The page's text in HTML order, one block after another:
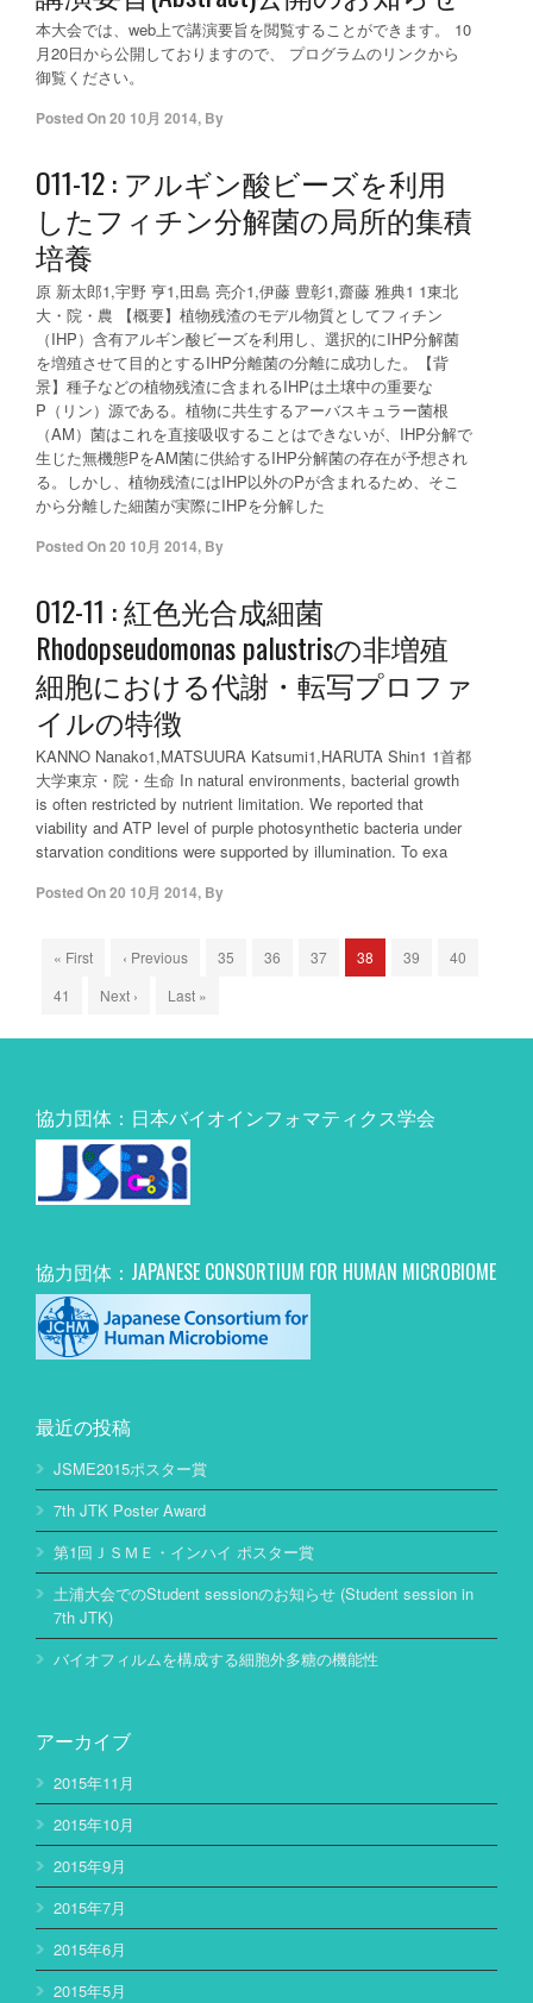
本大会では、web上で講演要旨を閲覧することができます。 10
月20日から公開しておりますので、 プログラムのリンクから
御覧ください。
Posted On20 10月 2014, By
O11-12 : アルギン酸ビーズを利用
したフィチン分解菌の局所的集積
培養
原 新太郎1,宇野 亨1,田島 亮介1,伊藤 豊彰1,齋藤 雅典1 1東北
大・院・農 【概要】植物残渣のモデル物質としてフィチン
（IHP）含有アルギン酸ビーズを利用し、選択的にIHP分解菌
を増殖させて目的とするIHP分離菌の分離に成功した。【背
景】種子などの植物残渣に含まれるIHPは土壌中の重要な
P（リン）源である。植物に共生するアーバスキュラー菌根
（AM）菌はこれを直接吸収することはできないが、IHP分解で
生じた無機態PをAM菌に供給するIHP分解菌の存在が予想され
る。しかし、植物残渣にはIHP以外のPが含まれるため、そこ
から分離した細菌が実際にIHPを分解した
Posted On20 10月 2014, By
O12-11 : 紅色光合成細菌
Rhodopseudomonas palustrisの非増殖
細胞における代謝・転写プロファ
イルの特徴
KANNO Nanako1,MATSUURA Katsumi1,HARUTA Shin1 1首都
大学東京・院・生命 In natural environments, bacterial growth
is often restricted by nutrient limitation. We reported that
viability and ATP level of purple photosynthetic bacteria under
starvation conditions were supported by illumination. To exa
Posted On20 10月 2014, By
« First ‹ Previous 35 36 37 38 39
40
41
Next › Last »
協力団体：日本バイオインフォマティクス学会
協力団体：JAPANESE CONSORTIUM FOR HUMAN MICROBIOME
最近の投稿
JSME2015ポスター賞
7th JTK Poster Award
第1回ＪＳＭＥ・インハイ ポスター賞
土浦大会でのStudent sessionのお知らせ (Student session in
7th JTK)
バイオフィルムを構成する細胞外多糖の機能性
アーカイブ
2015年11月
2015年10月
2015年9月
2015年7月
2015年6月
2015年5月